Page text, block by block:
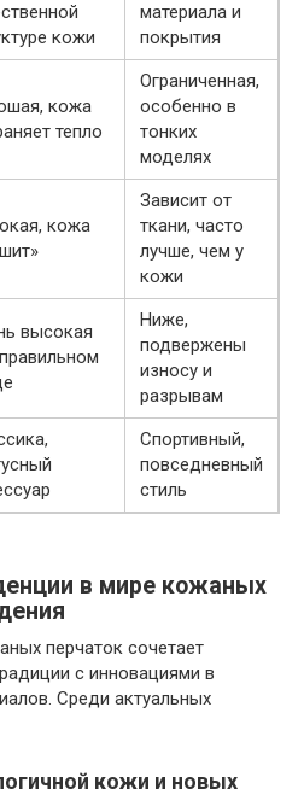
кожи
материала и
покрытия
кожа
тепло
Ограниченная,
особенно в
тонких
моделях
кожа
Зависит от
ткани, часто
лучше, чем у
кожи
высокая
Ниже,
подвержены
износу и
разрывам
Спортивный,
повседневный
стиль
в мире кожаных
перчаток сочетает
с инновациями в
Среди актуальных
кожи и новых